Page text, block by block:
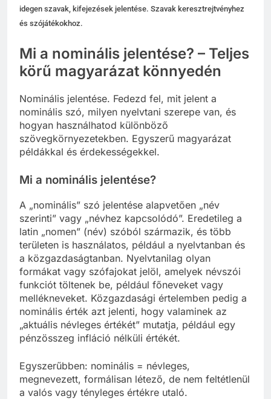
idegen szavak, kifejezések jelentése. Szavak keresztrejtvényhez
és szójátékokhoz.
Mi a nominális jelentése? – Teljes
körű magyarázat könnyedén
Nominális jelentése. Fedezd fel, mit jelent a
nominális szó, milyen nyelvtani szerepe van, és
hogyan használhatod különböző
szövegkörnyezetekben. Egyszerű magyarázat
példákkal és érdekességekkel.
Mi a nominális jelentése?
A „nominális” szó jelentése alapvetően „név
szerinti” vagy „névhez kapcsolódó”. Eredetileg a
latin „nomen” (név) szóból származik, és több
területen is használatos, például a nyelvtanban és
a közgazdaságtanban. Nyelvtanilag olyan
formákat vagy szófajokat jelöl, amelyek névszói
funkciót töltenek be, például főneveket vagy
mellékneveket. Közgazdasági értelemben pedig a
nominális érték azt jelenti, hogy valaminek az
„aktuális névleges értékét” mutatja, például egy
pénzösszeg infláció nélküli értékét.
Egyszerűbben: nominális = névleges,
megnevezett, formálisan létező, de nem feltétlenül
a valós vagy tényleges értékre utaló.